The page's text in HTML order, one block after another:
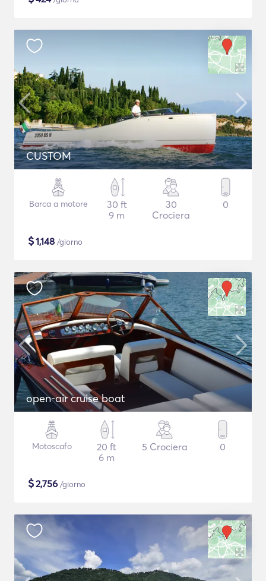
CUSTOM
Barca a motore
30 ft
9 m
30
Crociera
0
$1,148 /giorno
open-air cruise boat
Motoscafo
20 ft
6 m
5 Crociera 0
$2,756 /giorno